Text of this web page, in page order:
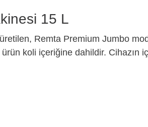
15 L
Remta Premium Jumbo
koli içeriğine dahildir. Cihazın iç